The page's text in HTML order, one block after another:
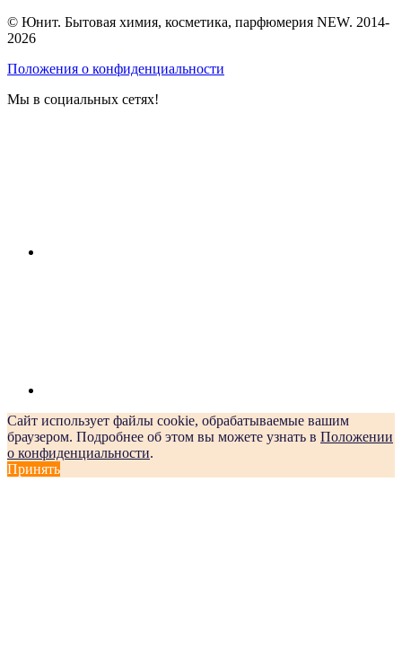
© Юнит. Бытовая химия, косметика, парфюмерия NEW. 2014-
2026
Положения о конфиденциальности
Мы в социальных сетях!
Сайт использует файлы cookie, обрабатываемые вашим
браузером. Подробнее об этом вы можете узнать в Положении
о конфиденциальности.
Принять